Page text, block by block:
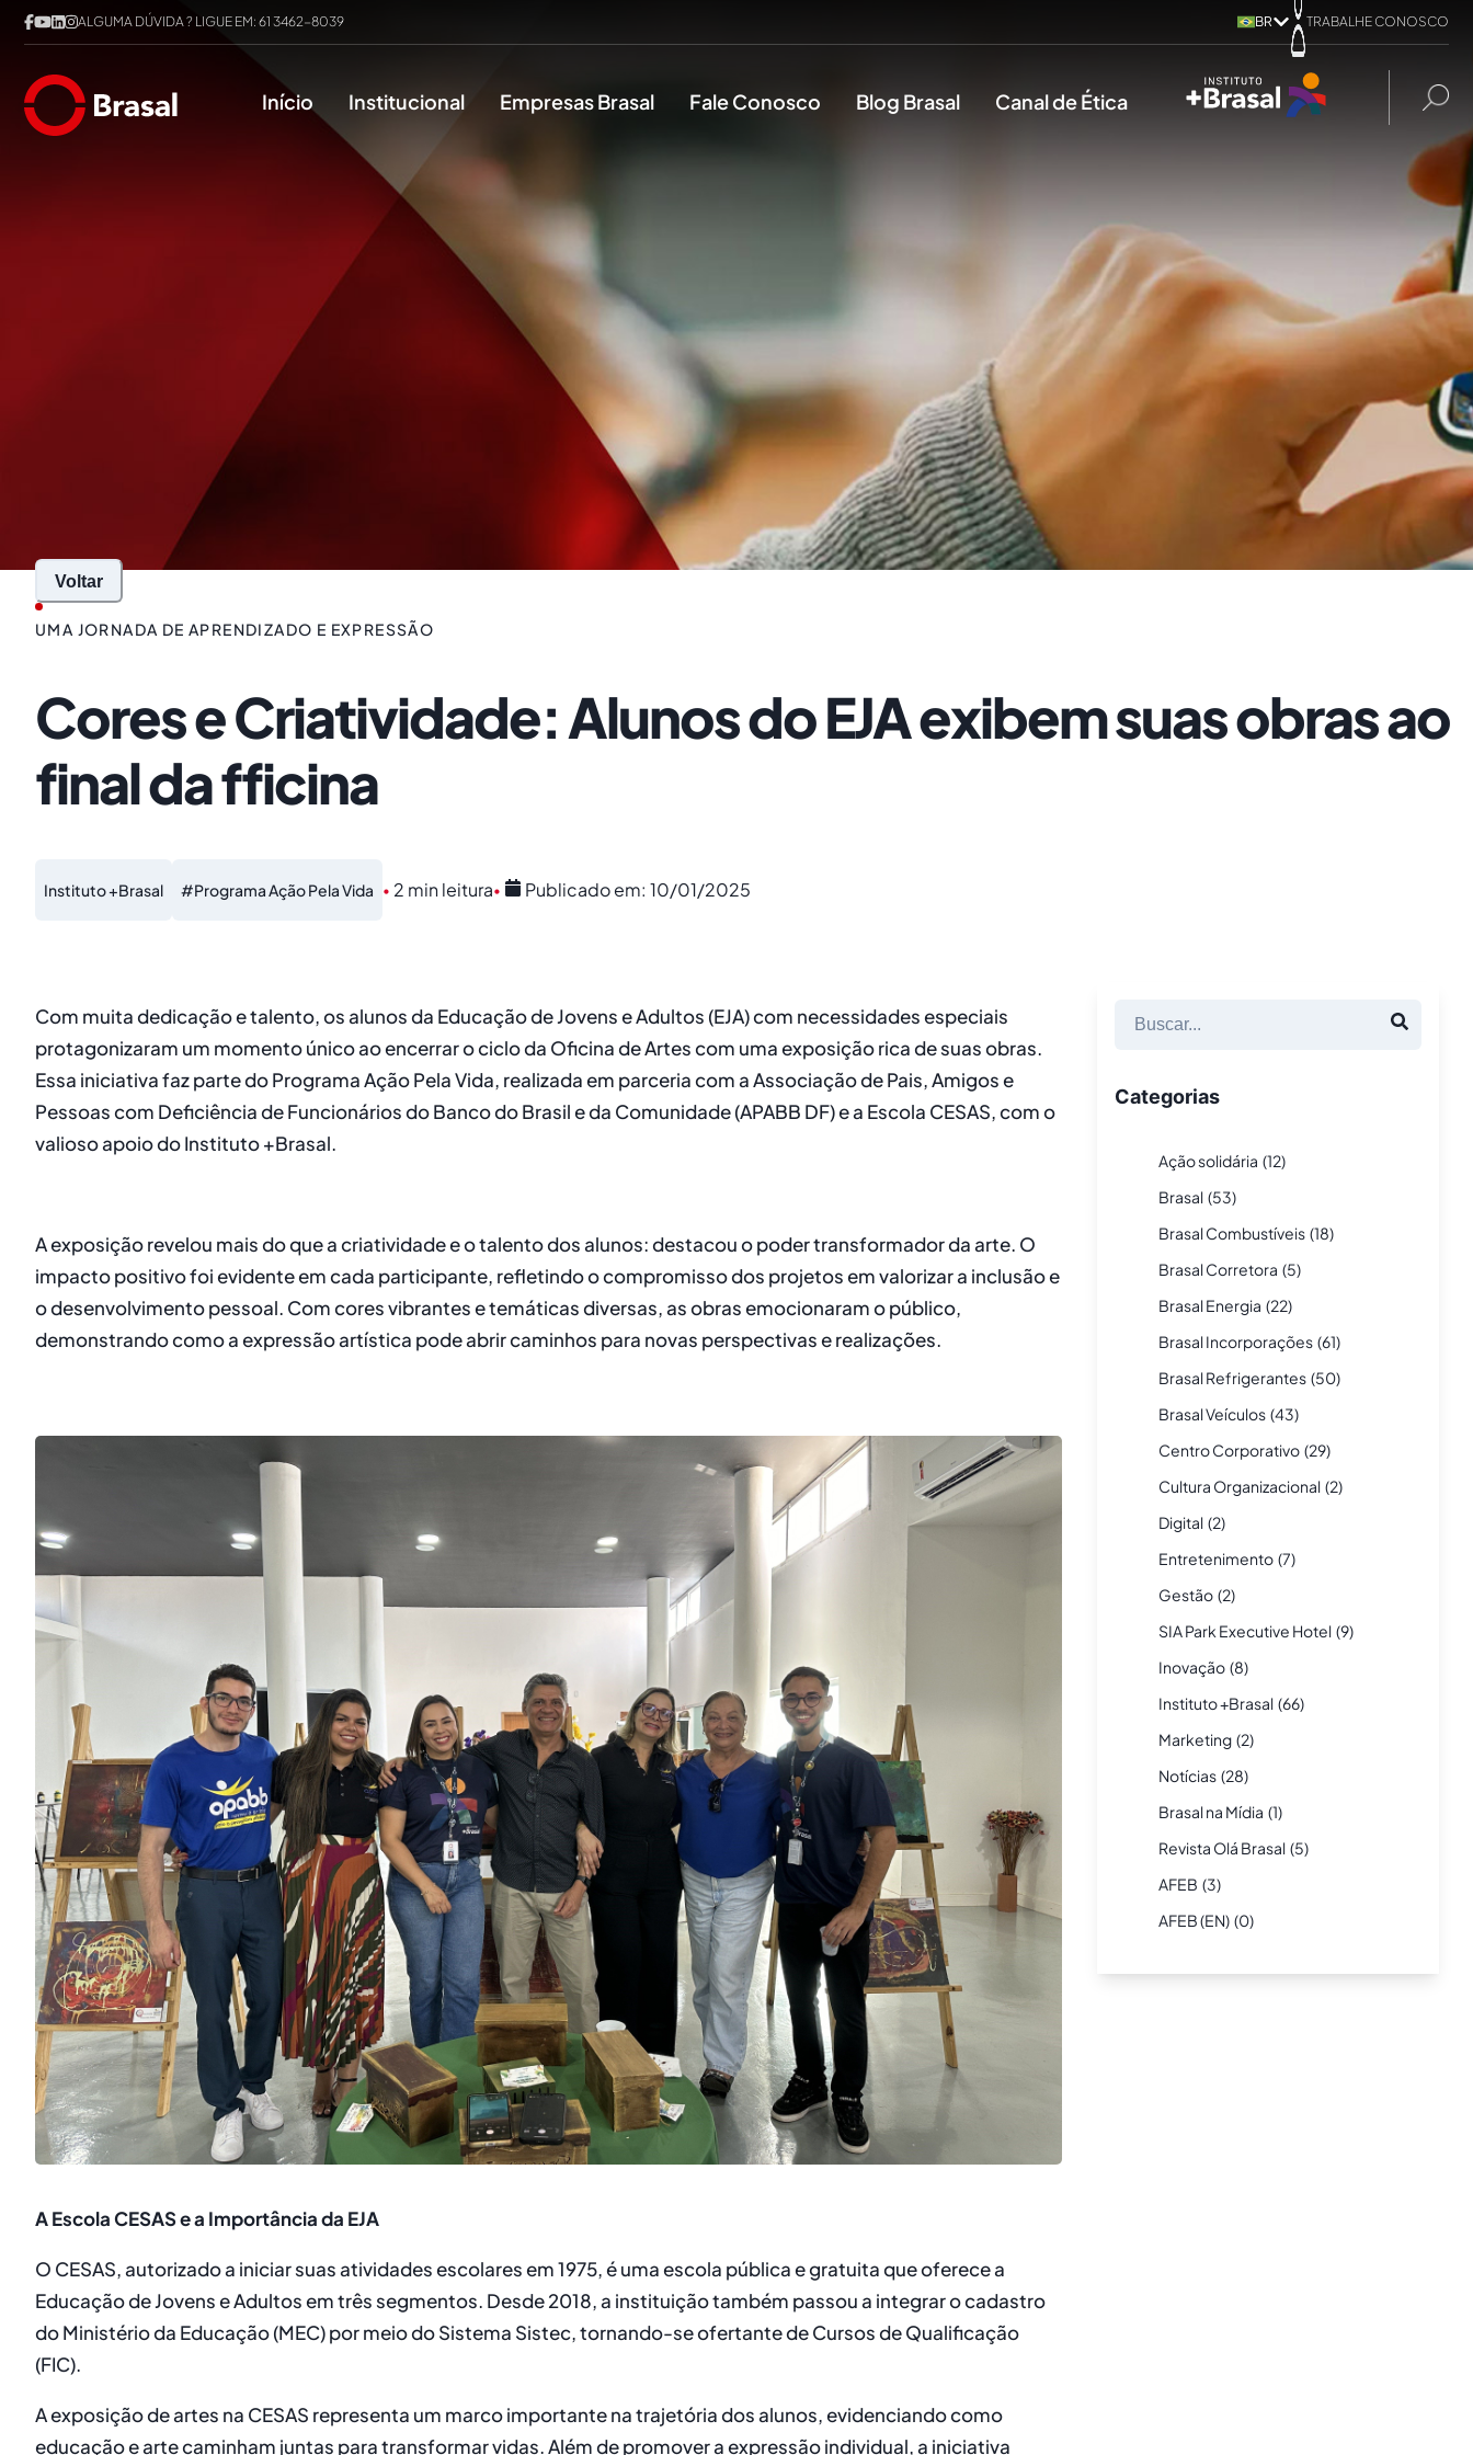
ALGUMA DÚVIDA ? LIGUE EM: 61 3462-8039 BR TRABALHE CONOSCO
Início Institucional Empresas Brasal Fale Conosco Blog Brasal Canal de Ética
Voltar
UMA JORNADA DE APRENDIZADO E EXPRESSÃO
Cores e Criatividade: Alunos do EJA exibem suas obras ao
final da fficina
Instituto +Brasal #Programa Ação Pela Vida 2 min leitura Publicado em: 10/01/2025
Com muita dedicação e talento, os alunos da Educação de Jovens e Adultos (EJA) com necessidades especiais
protagonizaram um momento único ao encerrar o ciclo da Oficina de Artes com uma exposição rica de suas obras.
Essa iniciativa faz parte do Programa Ação Pela Vida, realizada em parceria com a Associação de Pais, Amigos e
Pessoas com Deficiência de Funcionários do Banco do Brasil e da Comunidade (APABB DF) e a Escola CESAS, com o
valioso apoio do Instituto +Brasal.
A exposição revelou mais do que a criatividade e o talento dos alunos: destacou o poder transformador da arte. O
impacto positivo foi evidente em cada participante, refletindo o compromisso dos projetos em valorizar a inclusão e
o desenvolvimento pessoal. Com cores vibrantes e temáticas diversas, as obras emocionaram o público,
demonstrando como a expressão artística pode abrir caminhos para novas perspectivas e realizações.
A Escola CESAS e a Importância da EJA
O CESAS, autorizado a iniciar suas atividades escolares em 1975, é uma escola pública e gratuita que oferece a
Educação de Jovens e Adultos em três segmentos. Desde 2018, a instituição também passou a integrar o cadastro
do Ministério da Educação (MEC) por meio do Sistema Sistec, tornando-se ofertante de Cursos de Qualificação
(FIC).
A exposição de artes na CESAS representa um marco importante na trajetória dos alunos, evidenciando como
educação e arte caminham juntas para transformar vidas. Além de promover a expressão individual, a iniciativa
Categorias
Ação solidária (12)
Brasal (53)
Brasal Combustíveis (18)
Brasal Corretora (5)
Brasal Energia (22)
Brasal Incorporações (61)
Brasal Refrigerantes (50)
Brasal Veículos (43)
Centro Corporativo (29)
Cultura Organizacional (2)
Digital (2)
Entretenimento (7)
Gestão (2)
SIA Park Executive Hotel (9)
Inovação (8)
Instituto +Brasal (66)
Marketing (2)
Notícias (28)
Brasal na Mídia (1)
Revista Olá Brasal (5)
AFEB (3)
AFEB (EN) (0)